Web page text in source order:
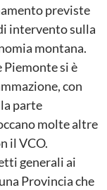
previste
intervento sulla
montana.
si è
con
parte
molte altre
il VCO.
generali ai
Provincia che